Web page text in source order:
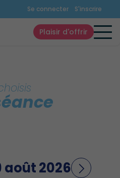
Être :10:00 - 20:45 | Snack
Se connecter S'inscrire
Plaisir d'offrir
août 2026